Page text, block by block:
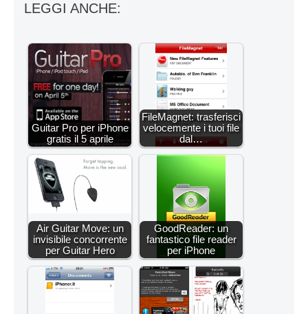
LEGGI ANCHE:
Guitar Pro per iPhone
gratis il 5 aprile
FileMagnet: trasferisci
velocemente i tuoi file
dal…
Air Guitar Move: un
invisibile concorrente
per Guitar Hero
GoodReader: un
fantastico file reader
per iPhone